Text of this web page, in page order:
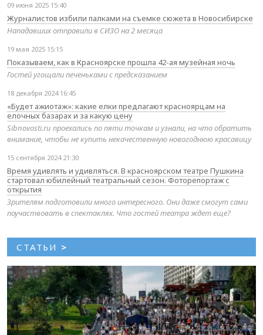
09 июня 2025 15:40
Журналистов избили палками на съемке сюжета в Новосибирске
Нападавших отправили в СИЗО на 2 месяца
19 мая 2025 15:15
Показываем, как в Красноярске прошла 42-ая музейная ночь
Гостей угощали печеньками с предсказанием
18 декабря 2024 16:45
«Будет ажиотаж»: какие елки предлагают красноярцам на
елочных базарах и за какую цену
Sibnovosti.ru проехались по пяти точкам и узнали, на что обратить
внимание, чтобы не купить некачественную новогоднюю красавицу
15 сентября 2024 21:30
Время удивлять и удивляться. В красноярском театре Пушкина
стартовал юбилейный театральный сезон. Фоторепортаж с
открытия
Зрителям подготовили много интересного. Они даже смогут сами
поучаствовать в спектаклях. Что гостей театра ждет еще?
СТАТЬИ >